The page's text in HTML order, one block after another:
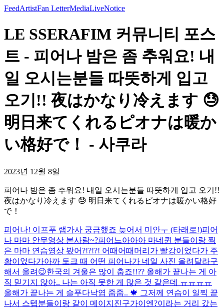
FeedArtistFan LetterMediaLiveNotice
LE SSERAFIM 커뮤니티 포스
트 - 피어나 밤은 좀 추워요! 내
일 오시는분들 따뜻하게 입고
오기!! 夜はかなり冷えます 😓
明日来てくれるピオナは暖か
い格好で！ - 사쿠라
2023년 12월 8일
피어나 밤은 좀 추워요! 내일 오시는분들 따뜻하게 입고 오기!!
夜はかなり冷えます 😓 明日来てくれるピオナは暖かい格好
で！
피어나! 이프푸 랩가사 궁금했죠 늦어서 미안ㅜ (타래로!)피어
나 마마 안무영상 본사람~?피어느아아아 마네퀸 분들이랑 찍
은 마마 연습영상 봤어?!?!?! 어때어때 머리가 빨강이었다가 주
황이었다가아까 토크 때 어떤 피어나가 네일 사진 올려달라구
해서 올려😉한국의 겨울은 많이 춥죠!!?? 올해가 끝나는 게 아
직 믿기지 않아.. 나는 아직 못한 게 많은 것 같은데 ㅠㅠㅠㅠ
올해가 끝나는 게 슬푸다낙엽 줍줍.. 🍁​ 그저께 연습이 일찍 끝
나서 스텝분들이랑 같이 메이지진구가이엔?이라는 거리 갔는